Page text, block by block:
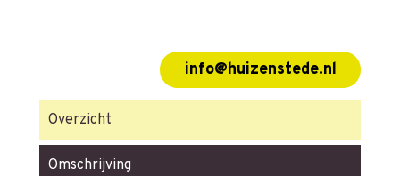
info@huizenstede.nl
Overzicht
Omschrijving